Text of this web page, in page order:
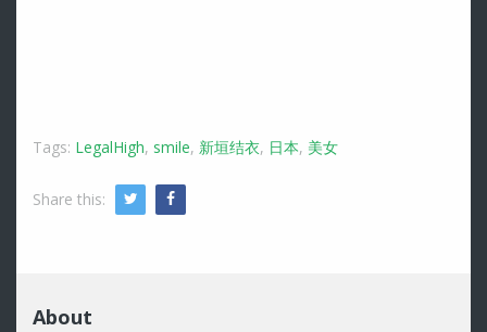
Tags: LegalHigh, smile, 新垣结衣, 日本, 美女
Share this: Twitter
About